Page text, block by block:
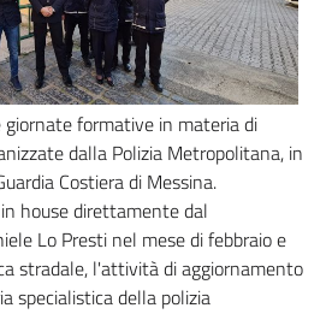
formative in materia di
dalla Polizia Metropolitana, in
Costiera di Messina.
house direttamente dal
Lo Presti nel mese di febbraio e
stradale, l'attività di aggiornamento
specialistica della polizia